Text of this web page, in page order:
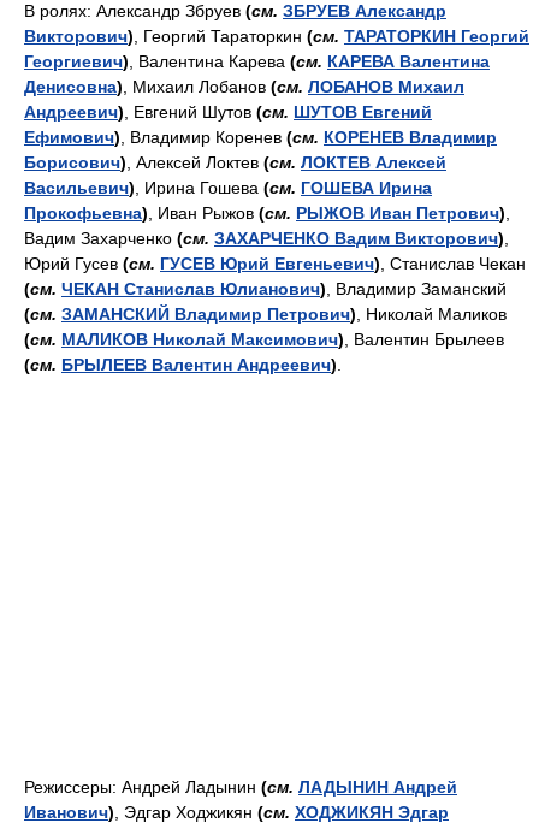
В ролях: Александр Збруев (см. ЗБРУЕВ Александр
Викторович) , Георгий Тараторкин (см. ТАРАТОРКИН Георгий
Георгиевич) , Валентина Карева (см. КАРЕВА Валентина
Денисовна) , Михаил Лобанов (см. ЛОБАНОВ Михаил
Андреевич) , Евгений Шутов (см. ШУТОВ Евгений
Ефимович) , Владимир Коренев (см. КОРЕНЕВ Владимир
Борисович) , Алексей Локтев (см. ЛОКТЕВ Алексей
Васильевич) , Ирина Гошева (см. ГОШЕВА Ирина
Прокофьевна) , Иван Рыжов (см. РЫЖОВ Иван Петрович)
Вадим Захарченко (см. ЗАХАРЧЕНКО Вадим Викторович)
Юрий Гусев (см. ГУСЕВ Юрий Евгеньевич) , Станислав Чекан
(см. ЧЕКАН Станислав Юлианович) , Владимир Заманский
(см. ЗАМАНСКИЙ Владимир Петрович) , Николай Маликов
(см. МАЛИКОВ Николай Максимович) , Валентин Брылеев
(см. БРЫЛЕЕВ Валентин Андреевич)
Режиссеры: Андрей Ладынин (см. ЛАДЫНИН Андрей
Иванович) , Эдгар Ходжикян (см. ХОДЖИКЯН Эдгар